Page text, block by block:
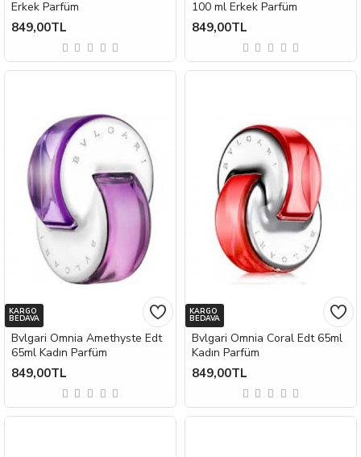
Erkek Parfüm
849,00TL
100 ml Erkek Parfüm
849,00TL
KARGO
BEDAVA
Bvlgari Omnia Amethyste Edt
65ml Kadın Parfüm
849,00TL
KARGO
BEDAVA
Bvlgari Omnia Coral Edt 65ml
Kadın Parfüm
849,00TL